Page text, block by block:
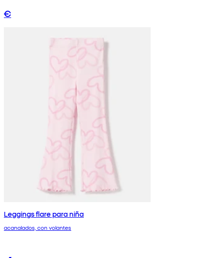
€
Leggings flare para niña
acanalados, con volantes